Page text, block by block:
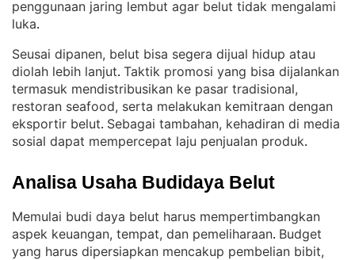
penggunaan jaring lembut agar belut tidak mengalami
luka.
Seusai dipanen, belut bisa segera dijual hidup atau
diolah lebih lanjut. Taktik promosi yang bisa dijalankan
termasuk mendistribusikan ke pasar tradisional,
restoran seafood, serta melakukan kemitraan dengan
eksportir belut. Sebagai tambahan, kehadiran di media
sosial dapat mempercepat laju penjualan produk.
Analisa Usaha Budidaya Belut
Memulai budi daya belut harus mempertimbangkan
aspek keuangan, tempat, dan pemeliharaan. Budget
yang harus dipersiapkan mencakup pembelian bibit,